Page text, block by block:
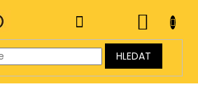
HLEDAT
KOŠÍK